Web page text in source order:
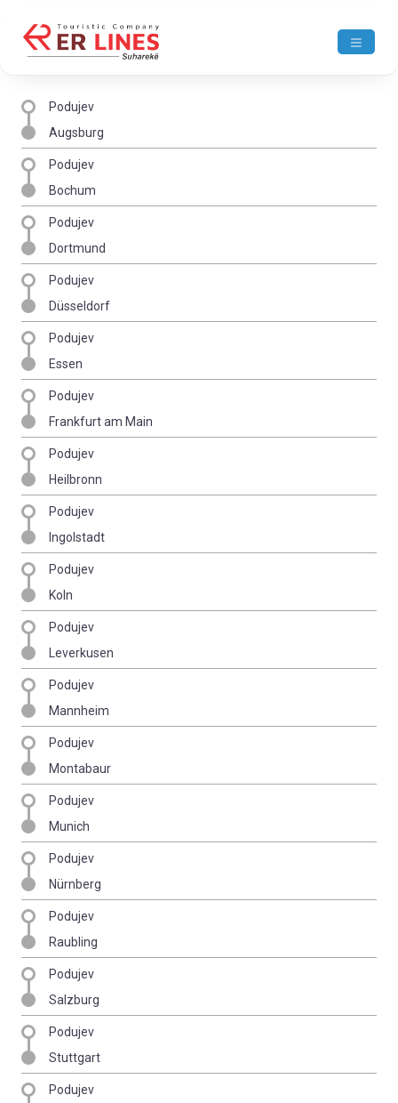
Podujev
Augsburg
Podujev
Bochum
Podujev
Dortmund
Podujev
Düsseldorf
Podujev
Essen
Podujev
Frankfurt am Main
Podujev
Heilbronn
Podujev
Ingolstadt
Podujev
Koln
Podujev
Leverkusen
Podujev
Mannheim
Podujev
Montabaur
Podujev
Munich
Podujev
Nürnberg
Podujev
Raubling
Podujev
Salzburg
Podujev
Stuttgart
Podujev